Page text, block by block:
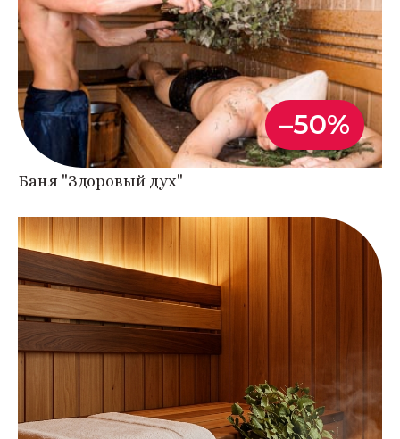
–50%
Баня "Здоровый дух"